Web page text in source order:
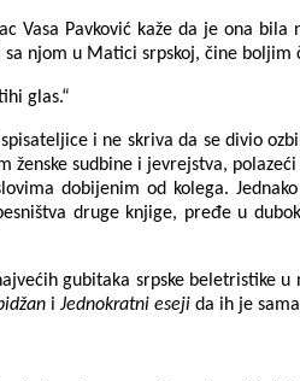
Vasa Pavković kaže da je ona
njom u Matici srpskoj, čine boljim
glas.“
i ne skriva da se divio
ženske sudbine i jevrejstva,
dobijenim od kolega.
druge knjige, pređe u
gubitaka srpske beletristike
i Jednokratni eseji da ih je